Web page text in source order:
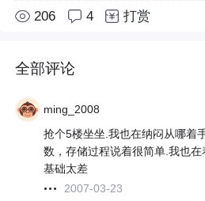
206 4 打赏
全部评论
ming_2008
抢个5楼坐坐.我也在纳闷从哪着
数，存储过程说着很简单.我也
基础太差
2007-03-23